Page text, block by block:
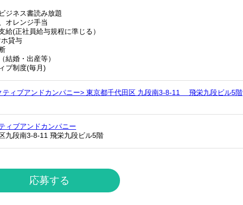
ジネス書読み放題
オレンジ手当
給(正社員給与規程に準じる）
ホ貸与
断
結婚・出産等）
ブ制度(毎月)
ティブアンドカンパニー> 東京都千代田区 九段南3-8-11 飛栄九段ビル5階
ィブアンドカンパニー
九段南3-8-11 飛栄九段ビル5階
応募する